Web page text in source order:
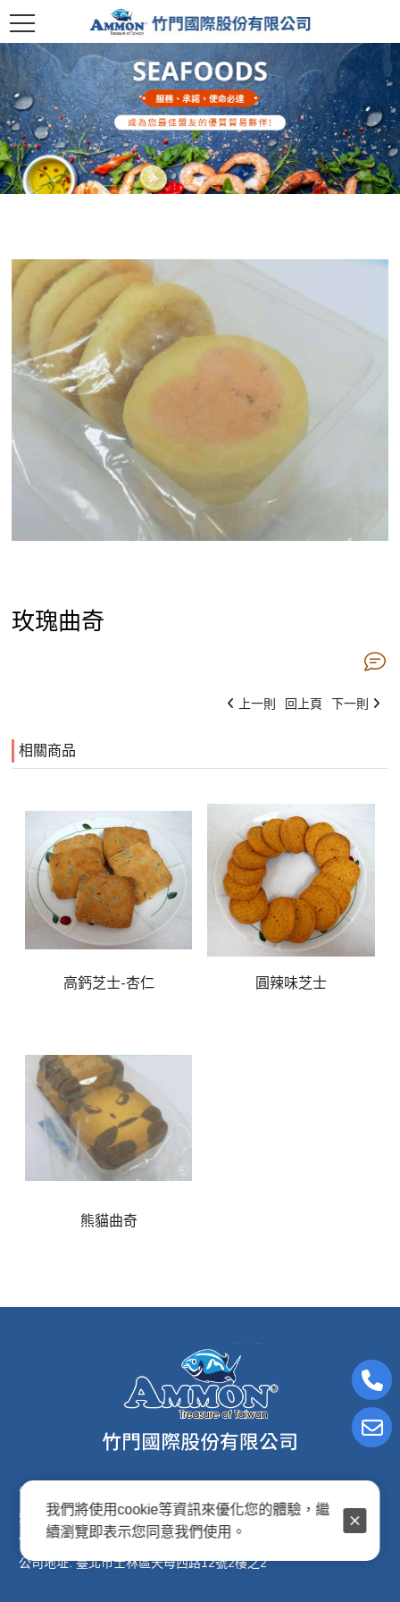
玫瑰曲奇
上一則 回上頁 下一則
相關商品
高鈣芝士-杏仁 圓辣味芝士
熊貓曲奇
電子信箱:ammon8@ms22.hinet.net
連絡電話: (02)2876-2691
傳真專線: (02)2876-2692
公司地址: 臺北市士林區天母西路12號2樓之2
我們將使用cookie等資訊來優化您的體驗，繼
續瀏覽即表示您同意我們使用。